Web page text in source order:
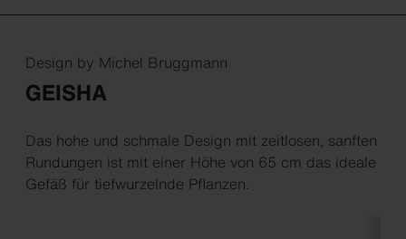
Design by Michel Bruggmann
GEISHA
Das hohe und schmale Design mit zeitlosen, sanften
Rundungen ist mit einer Höhe von 65 cm das ideale
Gefäß für tiefwurzelnde Pflanzen.